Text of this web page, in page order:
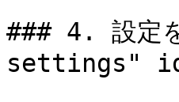
### 4. 設定
settings"